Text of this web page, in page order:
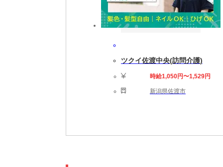
ツクイ佐渡中央(訪問介護)
時給1,050円〜1,529円
新潟県佐渡市